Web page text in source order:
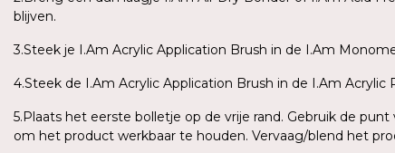
blijven.
3.Steek je I.Am Acrylic Application Brush in de I.Am
4.Steek de I.Am Acrylic Application Brush in de I.Am Acrylic
5.Plaats het eerste bolletje op de vrije rand. Gebruik de
om het product werkbaar te houden. Vervaag/blend het